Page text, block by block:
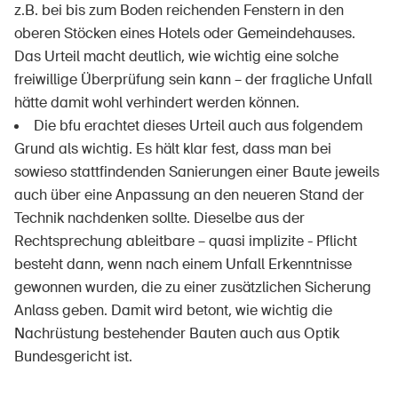
Startseite
Newsletter abonnieren
z.B. bei bis zum Boden reichenden Fenstern in den
oberen Stöcken eines Hotels oder Gemeindehauses.
Das Urteil macht deutlich, wie wichtig eine solche
freiwillige Überprüfung sein kann – der fragliche Unfall
hätte damit wohl verhindert werden können.
Die bfu erachtet dieses Urteil auch aus folgendem
Grund als wichtig. Es hält klar fest, dass man bei
sowieso stattfindenden Sanierungen einer Baute jeweils
auch über eine Anpassung an den neueren Stand der
Technik nachdenken sollte. Dieselbe aus der
Rechtsprechung ableitbare – quasi implizite - Pflicht
besteht dann, wenn nach einem Unfall Erkenntnisse
gewonnen wurden, die zu einer zusätzlichen Sicherung
Anlass geben. Damit wird betont, wie wichtig die
Nachrüstung bestehender Bauten auch aus Optik
Bundesgericht ist.